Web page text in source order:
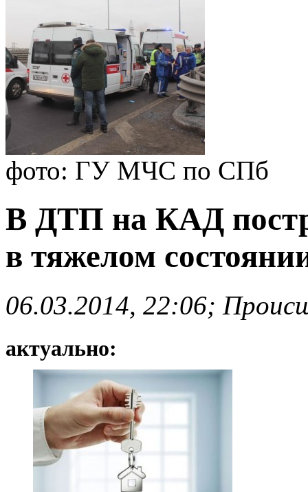
фото: ГУ МЧС по СПб
В ДТП на КАД
в тяжелом
06.03.2014, 22:06;
актуально: